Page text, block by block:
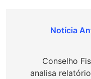
Navegação
Post
Conselho
analisa